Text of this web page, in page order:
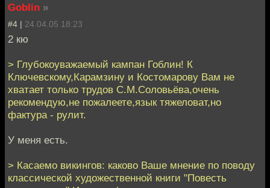
Goblin »
#4 | 24.04.05 18:23
2 кю
> Глубокоуважаемый кампан Гоблин! К
Ключевскому,Карамзину и Костомарову Вам не
хватает только трудов С.М.Соловьёва,очень
рекомендую,не пожалеете,язык тяжеловат,но
фактура - рулит.
У меня есть.
> Касаемо викингов: каково Ваше мнение по поводу
классической художественной книги "Повесть